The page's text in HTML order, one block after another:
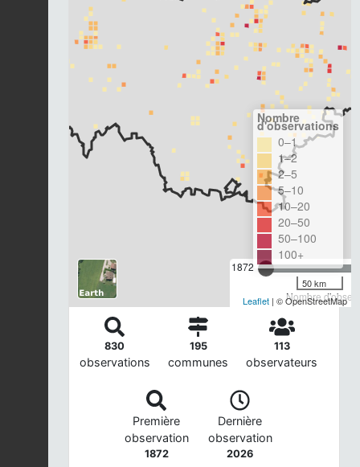
1872
Nombre
Nombre
d'observations
0–1
1–2
2–5
5–10
10–20
20–50
50–100
100+
50 km
Leaflet | © OpenStreetMap
830
observations
195
communes
113
observateurs
Première
observation
1872
Dernière
observation
2026